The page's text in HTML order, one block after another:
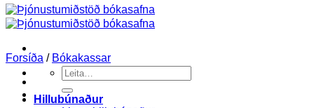
Search
for:
Hillubúnaður
Forsíða / Bókakassar